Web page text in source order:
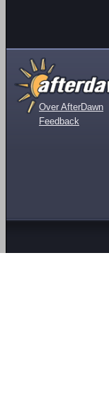
Over AfterDawn
Feedback